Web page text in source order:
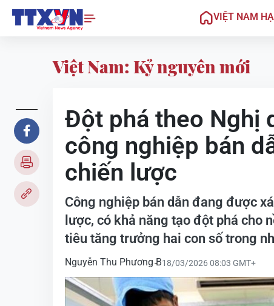
VIỆT NAM
Việt Nam: Kỷ nguyên mới
Đột phá theo Nghị
công nghiệp bán
chiến lược
Công nghiệp bán dẫn đang được
lược, có khả năng tạo đột phá cho
tiêu tăng trưởng hai con số trong
Nguyễn Thu Phương B18/03/2026 08:03 GMT+